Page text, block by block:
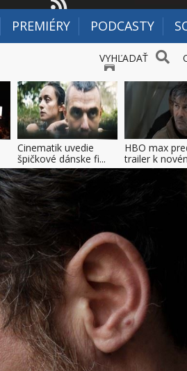
PREMIÉRY PODCASTY
VYHĽADAŤ
Cinematik uvedie
špičkové dánske fi...
HBO max
trailer k